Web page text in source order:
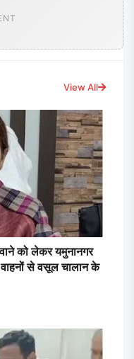
View All
को लेकर यमुनानगर
से वसूल चालान के